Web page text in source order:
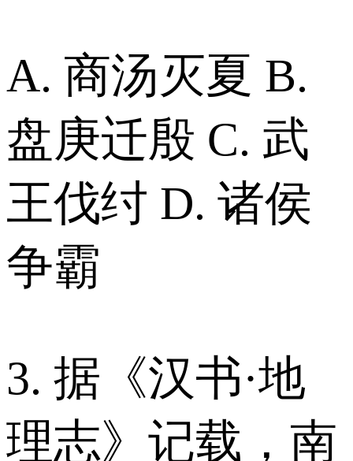
A. 商汤灭夏 B.
盘庚迁殷 C. 武
王伐纣 D. 诸侯
争霸
3. 据《汉书·地
理志》记载，南